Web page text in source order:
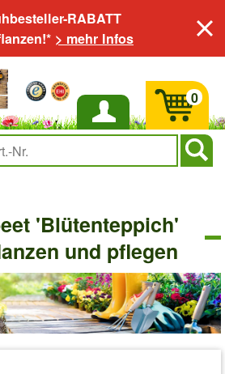
RABATT
> mehr Infos
Anmelden
0
'Blütenteppich'
und pflegen